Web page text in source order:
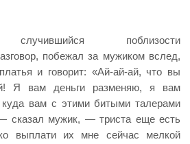
случившийся поблизости
побежал за мужиком вслед,
и говорит: «Ай-ай-ай, что вы
Я вам деньги разменяю, я вам
вам с этими битыми талерами
сказал мужик, — триста еще есть
выплати их мне сейчас мелкой